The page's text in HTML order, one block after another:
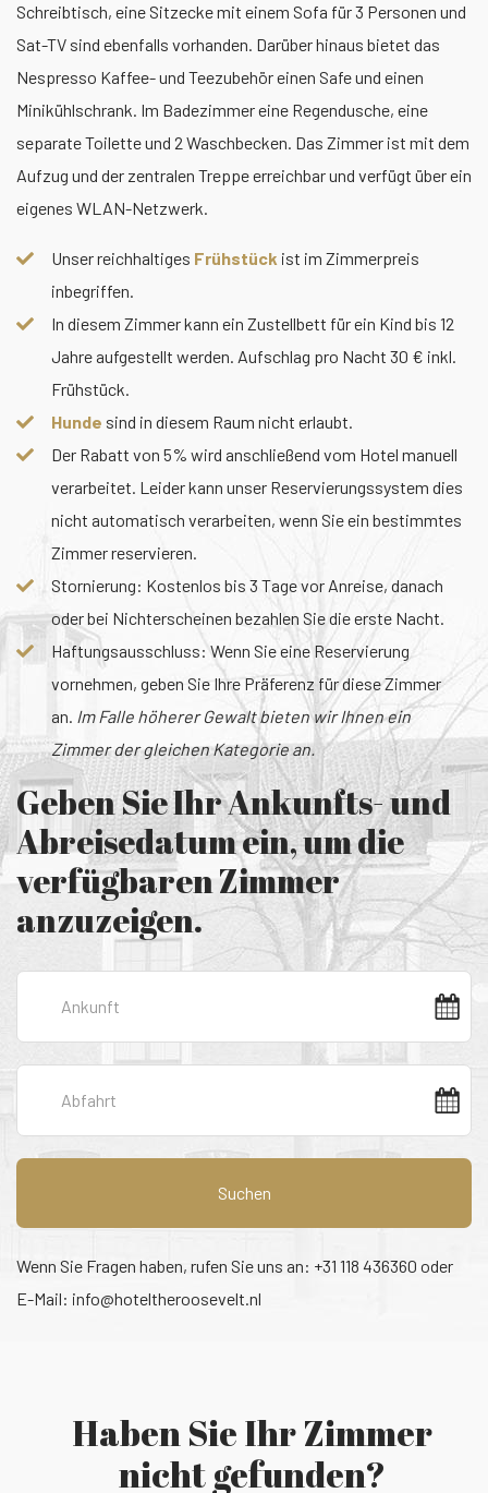
Schreibtisch, eine Sitzecke mit einem Sofa für 3 Personen und
Sat-TV sind ebenfalls vorhanden. Darüber hinaus bietet das
Nespresso Kaffee- und Teezubehör einen Safe und einen
Minikühlschrank. Im Badezimmer eine Regendusche, eine
separate Toilette und 2 Waschbecken. Das Zimmer ist mit dem
Aufzug und der zentralen Treppe erreichbar und verfügt über ein
eigenes WLAN-Netzwerk.
Unser reichhaltiges Frühstück ist im Zimmerpreis
inbegriffen.
In diesem Zimmer kann ein Zustellbett für ein Kind bis 12
Jahre aufgestellt werden. Aufschlag pro Nacht 30 € inkl.
Frühstück.
Hunde sind in diesem Raum nicht erlaubt.
Der Rabatt von 5% wird anschließend vom Hotel manuell
verarbeitet. Leider kann unser Reservierungssystem dies
nicht automatisch verarbeiten, wenn Sie ein bestimmtes
Zimmer reservieren.
Stornierung: Kostenlos bis 3 Tage vor Anreise, danach
oder bei Nichterscheinen bezahlen Sie die erste Nacht.
Haftungsausschluss: Wenn Sie eine Reservierung
vornehmen, geben Sie Ihre Präferenz für diese Zimmer
an. Im Falle höherer Gewalt bieten wir Ihnen ein
Zimmer der gleichen Kategorie an.
Geben Sie Ihr Ankunfts- und
Abreisedatum ein, um die
verfügbaren Zimmer
anzuzeigen.
Suchen
Wenn Sie Fragen haben, rufen Sie uns an: +31 118 436360 oder
E-Mail: info@hoteltheroosevelt.nl
Haben Sie Ihr Zimmer
nicht gefunden?